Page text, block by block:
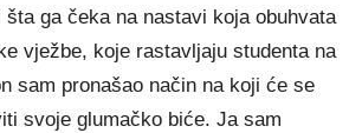
ga čeka na nastavi koja obuhvata
vježbe, koje rastavljaju studenta na
sam pronašao način na koji će se
svoje glumačko biće. Ja sam